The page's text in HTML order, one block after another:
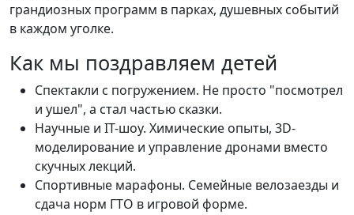
грандиозных программ в парках, душевных событий
в каждом уголке.
Как мы поздравляем детей
Спектакли с погружением. Не просто "посмотрел
и ушел", а стал частью сказки.
Научные и IT-шоу. Химические опыты, 3D-
моделирование и управление дронами вместо
скучных лекций.
Спортивные марафоны. Семейные велозаезды и
сдача норм ГТО в игровой форме.